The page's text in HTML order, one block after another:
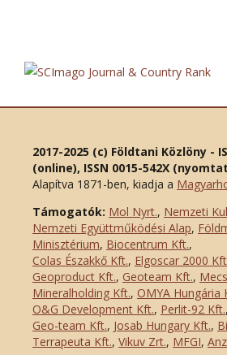
2017-2025 (c) Földtani Közlöny -
(online), ISSN 0015-542X
Alapítva 1871-ben, kiadja a
Támogatók: Mol Nyrt., Nemzeti
Nemzeti Együttműködési Alap,
Minisztérium, Biocentrum Kft.,
Colas Északkő Kft., Elgoscar 2000 Kft
Geoproduct Kft., Geoteam Kft.,
Mineralholding Kft., OMYA Hungária
O&G Development Kft., Perlit-92 Kft.,
Geo-team Kft., Josab Hungary Kft.,
Terrapeuta Kft., Vikuv Zrt., MFGI,